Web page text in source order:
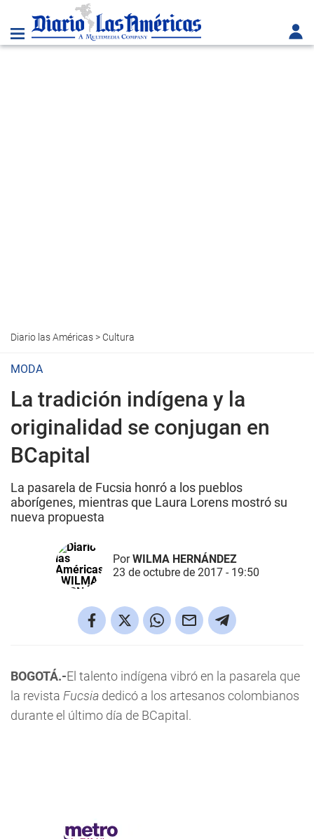
Diario las Américas> Cultura
MODA
La tradición indígena y la
originalidad se conjugan en
BCapital
La pasarela de Fucsia honró a los pueblos
aborígenes, mientras que Laura Lorens mostró su
nueva propuesta
PorWILMA HERNÁNDEZ
23 de octubre de 2017 - 19:50
BOGOTÁ.-El talento indígena vibró en la pasarela que
la revista Fucsia dedicó a los artesanos colombianos
durante el último día de BCapital.